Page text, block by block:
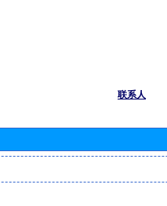
联系人